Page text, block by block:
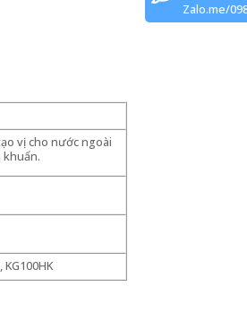
vị cho nước ngoài
khuẩn.
KG100HK
Zalo.me/